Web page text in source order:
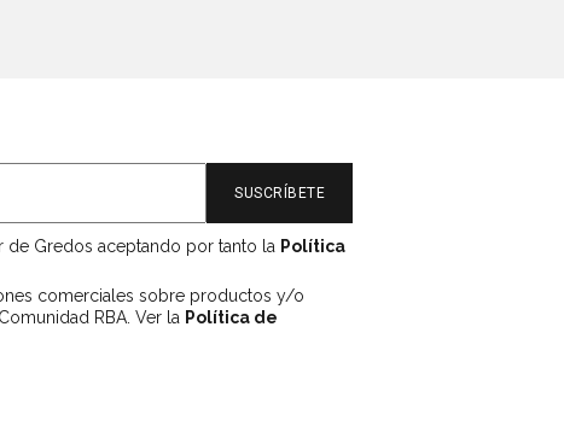
de Gredos aceptando por tanto la Política
comerciales sobre productos y/o
RBA. Ver la Política de